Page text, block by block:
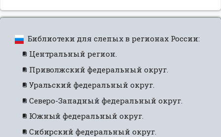
Библиотеки для слепых в регионах России:
Центральный регион.
Приволжский федеральный округ.
Уральский федеральный округ.
Северо-Западный федеральный округ.
Южный федеральный округ.
Сибирский федеральный округ.